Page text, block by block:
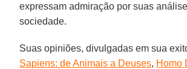
expressam admiração por suas
sociedade.
Suas opiniões, divulgadas em sua
Sapiens: de Animais a Deuses, Homo